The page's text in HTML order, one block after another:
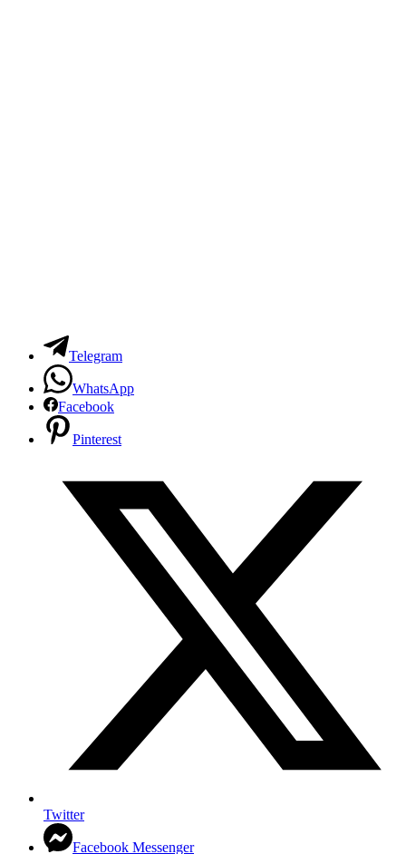
Telegram
WhatsApp
Facebook
Pinterest
Twitter
Facebook Messenger